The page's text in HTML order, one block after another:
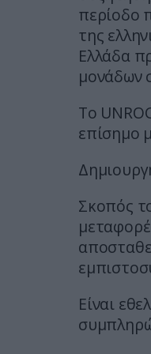
περίοδο
της
Ελλάδα
μονάδων
Το
επίσημο
Σκοπός
Είναι